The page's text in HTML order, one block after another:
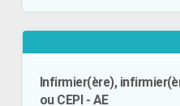
Infirmier(ère),
ou CEPI - AE